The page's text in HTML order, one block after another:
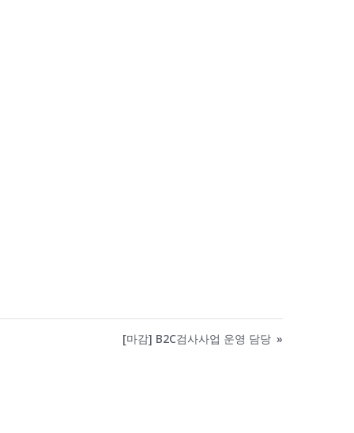
[마감] B2C검사사업 운영 담당 »